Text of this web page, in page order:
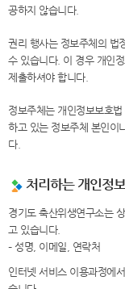
공하지 않습니다.
권리 행사는 정보주체의 법
수 있습니다. 이 경우 개인
제출하셔야 합니다.
정보주체는 개인정보보호
하고 있는 정보주체 본인이
다.
처리하는 개인정
경기도 축산위생연구소는
고 있습니다.
– 성명, 이메일, 연락처
인터넷 서비스 이용과정에